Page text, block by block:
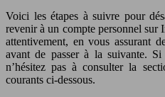
Voici les étapes à suivre pour
revenir à un compte personnel sur
attentivement, en vous assurant
avant de passer à la suivante.
n’hésitez pas à consulter la
courants ci-dessous.